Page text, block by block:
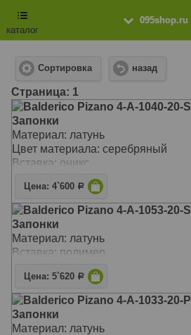
095shop.ru
каталог
Сортировка назад
Cтраница: 1
Balderico Pizano 4-A-1040-20-S
Запонки
Материал: латунь
Цвет материала: серебряный
Вставка: оникс
Цена: 4`600 Р
Balderico Pizano 4-A-1053-20-S
Запонки
Материал: латунь
Вставка: полимер
Цена: 5`620 Р
Balderico Pizano 4-A-1033-20-P
Запонки
Материал: латунь